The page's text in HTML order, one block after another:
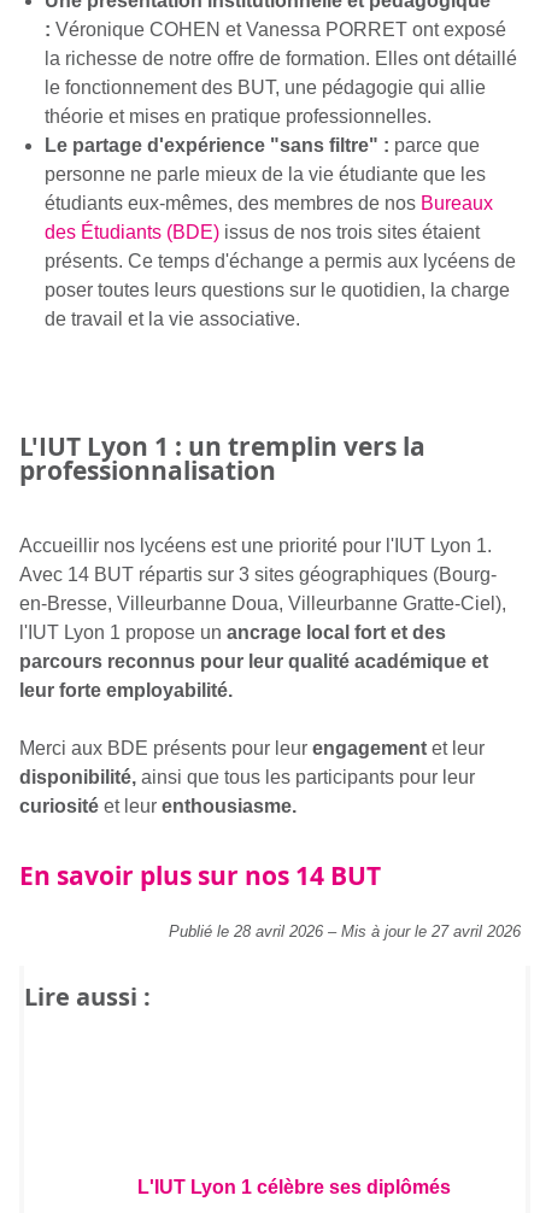
: Véronique COHEN et Vanessa PORRET ont exposé
la richesse de notre offre de formation. Elles ont détaillé
le fonctionnement des BUT, une pédagogie qui allie
théorie et mises en pratique professionnelles.
Le partage d'expérience "sans filtre" : parce que
personne ne parle mieux de la vie étudiante que les
étudiants eux-mêmes, des membres de nos Bureaux
des Étudiants (BDE)issus de nos trois sites étaient
présents. Ce temps d'échange a permis aux lycéens de
poser toutes leurs questions sur le quotidien, la charge
de travail et la vie associative.
L'IUT Lyon 1 : un tremplin vers la
professionnalisation
Accueillir nos lycéens est une priorité pour l'IUT Lyon 1.
Avec 14 BUT répartis sur 3 sites géographiques (Bourg-
en-Bresse, Villeurbanne Doua, Villeurbanne Gratte-Ciel),
l'IUT Lyon 1 propose un ancrage local fort et des
parcours reconnus pour leur qualité académique et
leur forte employabilité.
Merci aux BDE présents pour leur engagement et leur
disponibilité, ainsi que tous les participants pour leur
curiosité et leur enthousiasme.
En savoir plus sur nos 14 BUT
Publié le 28 avril 2026 – Mis à jour le 27 avril 2026
Lire aussi :
L'IUT Lyon 1 célèbre ses diplômés